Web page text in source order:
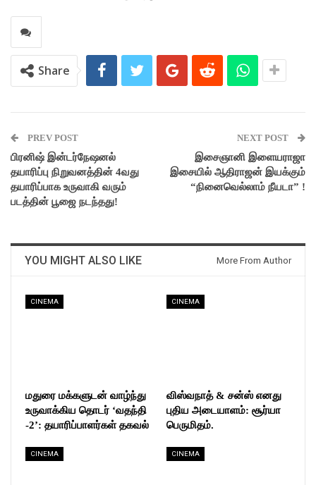
Share
PREV POST
பிரனிஷ் இன்டர்நேஷனல்
தயாரிப்பு நிறுவனத்தின் 4வது
தயாரிப்பாக உருவாகி வரும்
படத்தின் பூஜை நடந்தது!
NEXT POST
இசைஞானி இளையராஜா
இசையில் ஆதிராஜன் இயக்கும்
“நினைவெல்லாம் நீயடா” !
YOU MIGHT ALSO LIKE More From Author
CINEMA
மதுரை மக்களுடன் வாழ்ந்து
உருவாக்கிய தொடர் ‘வதந்தி
-2’: தயாரிப்பாளர்கள் தகவல்
CINEMA
விஸ்வநாத் & சன்ஸ் எனது
புதிய அடையாளம்: சூர்யா
பெருமிதம்.
CINEMA CINEMA